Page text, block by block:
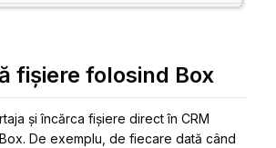
fișiere folosind Box
și încărca fișiere direct în CRM
De exemplu, de fiecare dată când